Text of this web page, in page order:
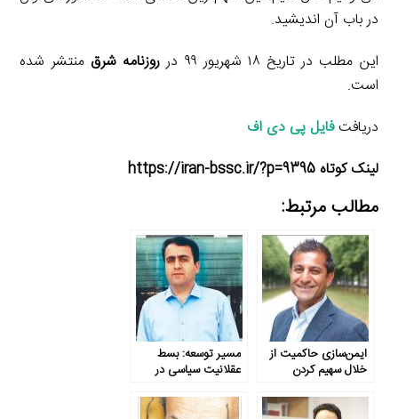
در باب آن اندیشید.
این مطلب در تاریخ ۱۸ شهریور ۹۹ در
روزنامه شرق منتشر شده
است.
دریافت فایل پی دی اف
لینک کوتاه https://iran-bssc.ir/?p=9395
مطالب مرتبط:
ایمن‌سازی حاکمیت از
خلال سهیم کردن
قدرت
مسیر توسعه: بسط
عقلانیت سیاسی در
متوازن